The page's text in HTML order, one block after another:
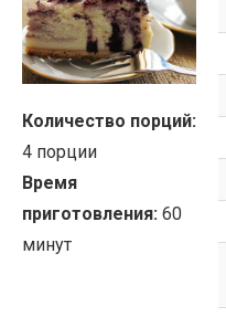
Количество порций:
4 порции
Время
приготовления: 60
минут